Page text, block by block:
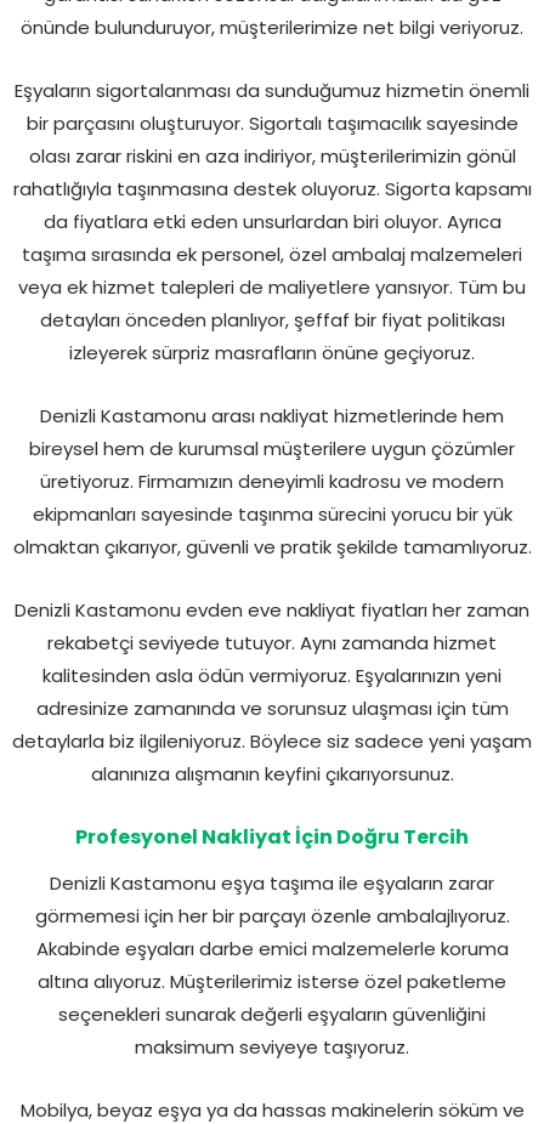
önünde bulunduruyor, müşterilerimize net bilgi veriyoruz.
Eşyaların sigortalanması da sunduğumuz hizmetin önemli
bir parçasını oluşturuyor. Sigortalı taşımacılık sayesinde
olası zarar riskini en aza indiriyor, müşterilerimizin gönül
rahatlığıyla taşınmasına destek oluyoruz. Sigorta kapsamı
da fiyatlara etki eden unsurlardan biri oluyor. Ayrıca
taşıma sırasında ek personel, özel ambalaj malzemeleri
veya ek hizmet talepleri de maliyetlere yansıyor. Tüm bu
detayları önceden planlıyor, şeffaf bir fiyat politikası
izleyerek sürpriz masrafların önüne geçiyoruz.
Denizli Kastamonu arası nakliyat hizmetlerinde hem
bireysel hem de kurumsal müşterilere uygun çözümler
üretiyoruz. Firmamızın deneyimli kadrosu ve modern
ekipmanları sayesinde taşınma sürecini yorucu bir yük
olmaktan çıkarıyor, güvenli ve pratik şekilde tamamlıyoruz.
Denizli Kastamonu evden eve nakliyat fiyatları her zaman
rekabetçi seviyede tutuyor. Aynı zamanda hizmet
kalitesinden asla ödün vermiyoruz. Eşyalarınızın yeni
adresinize zamanında ve sorunsuz ulaşması için tüm
detaylarla biz ilgileniyoruz. Böylece siz sadece yeni yaşam
alanınıza alışmanın keyfini çıkarıyorsunuz.
Profesyonel Nakliyat İçin Doğru Tercih
Denizli Kastamonu eşya taşıma ile eşyaların zarar
görmemesi için her bir parçayı özenle ambalajlıyoruz.
Akabinde eşyaları darbe emici malzemelerle koruma
altına alıyoruz. Müşterilerimiz isterse özel paketleme
seçenekleri sunarak değerli eşyaların güvenliğini
maksimum seviyeye taşıyoruz.
Mobilya, beyaz eşya ya da hassas makinelerin söküm ve